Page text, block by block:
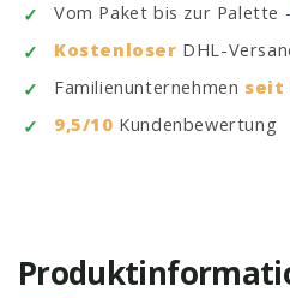
Vom Paket bis zur Palette
Kostenloser DHL-
Familienunternehmen seit
9,5/10 Kundenbewertung